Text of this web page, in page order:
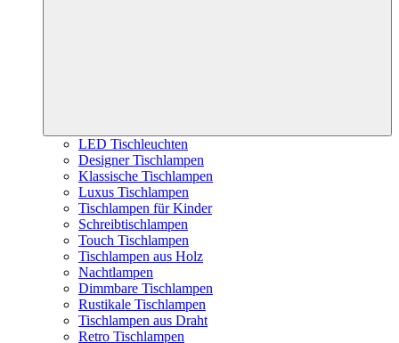
LED Tischleuchten
Designer Tischlampen
Klassische Tischlampen
Luxus Tischlampen
Tischlampen für Kinder
Schreibtischlampen
Touch Tischlampen
Tischlampen aus Holz
Nachtlampen
Dimmbare Tischlampen
Rustikale Tischlampen
Tischlampen aus Draht
Retro Tischlampen